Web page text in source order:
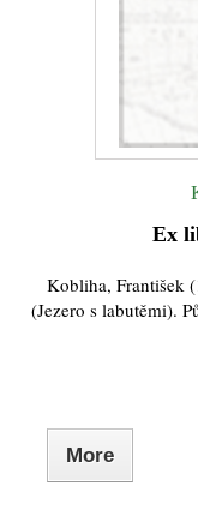
Ex
Kobliha, František
(Jezero s labutěmi).
More